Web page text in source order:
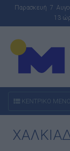
Παρασκευή 7
13
ΚΕΝΤΡΙΚΟ